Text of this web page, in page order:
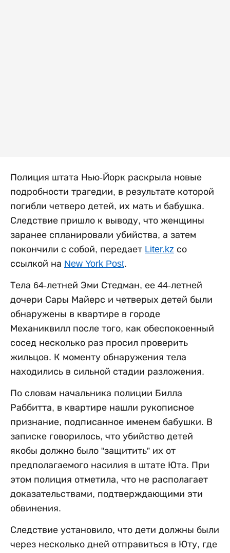
Полиция штата Нью-Йорк раскрыла новые
подробности трагедии, в результате которой
погибли четверо детей, их мать и бабушка.
Следствие пришло к выводу, что женщины
заранее спланировали убийства, а затем
покончили с собой, передает Liter.kz со
ссылкой на New York Post.
Тела 64-летней Эми Стедман, ее 44-летней
дочери Сары Майерс и четверых детей были
обнаружены в квартире в городе
Механиквилл после того, как обеспокоенный
сосед несколько раз просил проверить
жильцов. К моменту обнаружения тела
находились в сильной стадии разложения.
По словам начальника полиции Билла
Раббитта, в квартире нашли рукописное
признание, подписанное именем бабушки. В
записке говорилось, что убийство детей
якобы должно было "защитить” их от
предполагаемого насилия в штате Юта. При
этом полиция отметила, что не располагает
доказательствами, подтверждающими эти
обвинения.
Следствие установило, что дети должны были
через несколько дней отправиться в Юту, где